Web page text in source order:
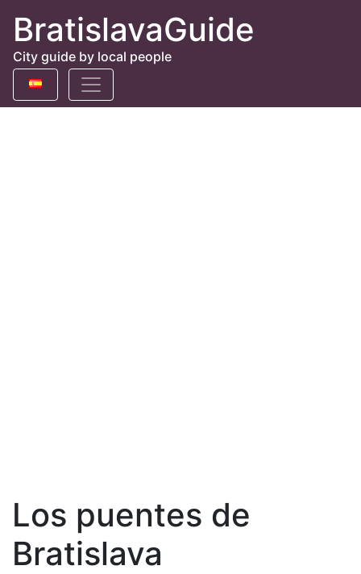
BratislavaGuide
City guide by local people
Los puentes de
Bratislava